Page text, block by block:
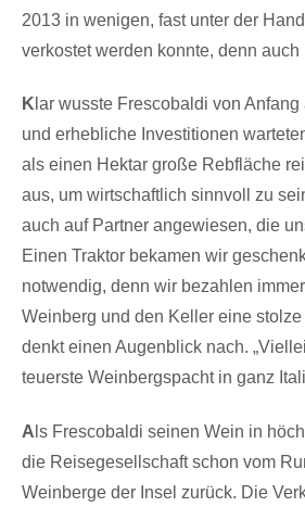
2013 in wenigen, fast unter der
verkostet werden konnte, denn auch
K lar wusste Frescobaldi von
und erhebliche Investitionen
als einen Hektar große Rebfläche
aus, um wirtschaftlich sinnvoll zu
auch auf Partner angewiesen, die
Einen Traktor bekamen wir
notwendig, denn wir bezahlen
Weinberg und den Keller eine stolze
denkt einen Augenblick nach.
teuerste Weinbergspacht in ganz
A ls Frescobaldi seinen Wein in
die Reisegesellschaft schon vom
Weinberge der Insel zurück. Die